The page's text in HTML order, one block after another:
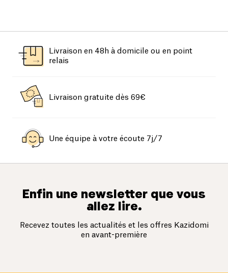
Livraison en 48h à domicile ou en point
relais
Livraison gratuite dès 69€
Une équipe à votre écoute 7j/7
Enfin une newsletter que vous
allez lire.
Recevez toutes les actualités et les offres Kazidomi
en avant-première